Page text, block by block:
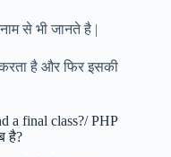
से भी जानते है |
करता है और फिर इसकी
a final class?/ PHP
है?